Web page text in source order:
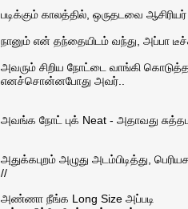
படிக்கும் காலத்தில், ஒருதடவை
நானும் என் தந்தையிடம் வந்து, அப்பா
அவரும் சிறிய நோட்டை வாங்கி
எனச்சொன்னபோது அவர்..
அவங்க நோட் புக் Neat - அதாவது
அதுக்கபுறம் அழுது அடம்பிடித்து,
//
அண்ணா நீங்க Long Size அப்படி